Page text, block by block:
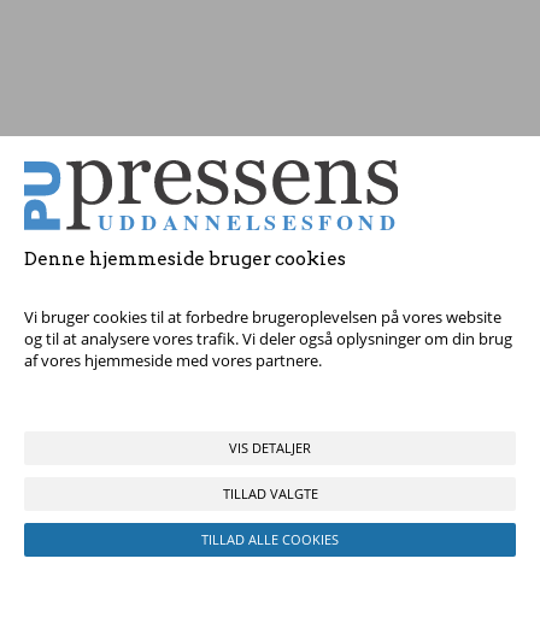
Denne hjemmeside bruger cookies
Vi bruger cookies til at forbedre brugeroplevelsen på vores website
og til at analysere vores trafik. Vi deler også oplysninger om din brug
af vores hjemmeside med vores partnere.
VIS DETALJER
TILLAD VALGTE
TILLAD ALLE COOKIES
Tag fat i os med dine spørgsmål!
© 2017 Pressens Uddannelsesfond, Rådhuspladsen 16, 4. sal, 1550